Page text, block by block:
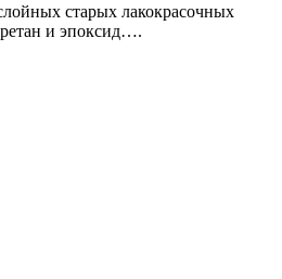
старых лакокрасочных
и эпоксид….